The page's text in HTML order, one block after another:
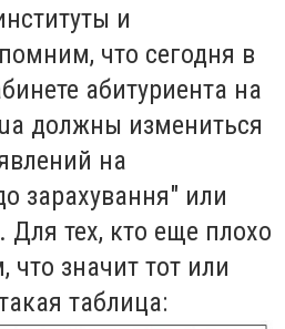
и
что сегодня в
абитуриента на
должны измениться
на
зарахування" или
тех, кто еще плохо
что значит тот или
таблица: